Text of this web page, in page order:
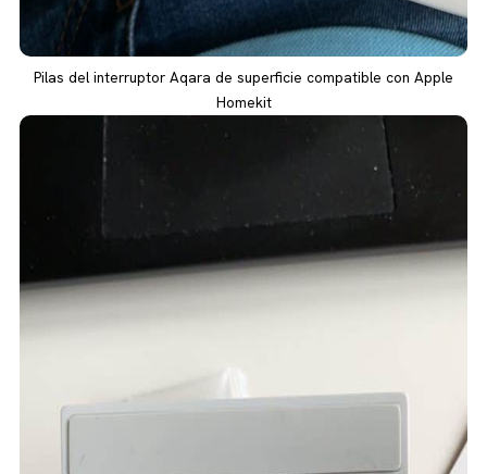
Pilas del interruptor Aqara de superficie compatible con Apple
Homekit